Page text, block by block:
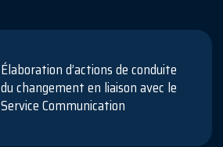
Élaboration d’actions de conduite
du changement en liaison avec le
Service Communication